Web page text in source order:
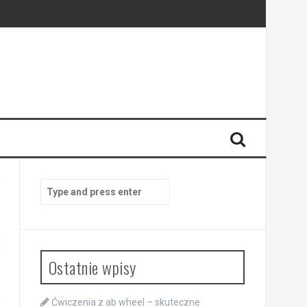
for:
Ostatnie wpisy
Ćwiczenia z ab wheel – skuteczne